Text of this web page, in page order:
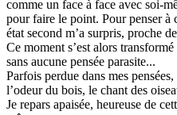
comme un face à face avec soi-
pour faire le point. Pour penser à
état second m’a sur­pris, proche
Ce moment s’est alors
sans aucune pensée para­site...
Parfois perdue dans mes
l’odeur du bois, le chant des
Je repars apai­sée, heu­reuse de